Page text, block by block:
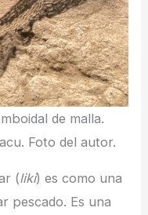
de malla.
Foto del autor.
(liki) es como una
pescado. Es una